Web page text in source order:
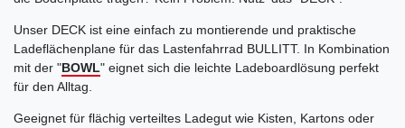
Unser DECK ist eine einfach zu montierende und praktische
Ladeflächenplane für das Lastenfahrrad BULLITT. In Kombination
mit der "BOWL" eignet sich die leichte Ladeboardlösung perfekt
für den Alltag.
Geeignet für flächig verteiltes Ladegut wie Kisten, Kartons oder